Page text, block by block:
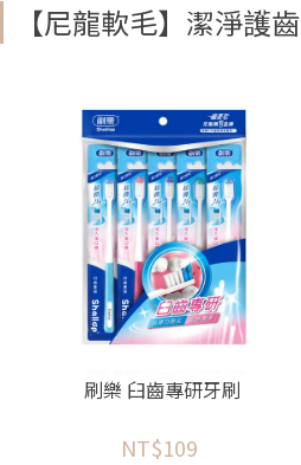
【尼龍軟毛】潔淨護齒
刷樂 臼齒專研牙刷
NT$109